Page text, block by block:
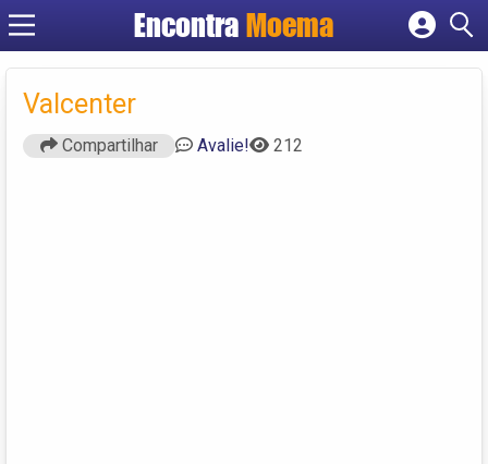
Encontra Moema
Valcenter
Compartilhar Avalie! 212